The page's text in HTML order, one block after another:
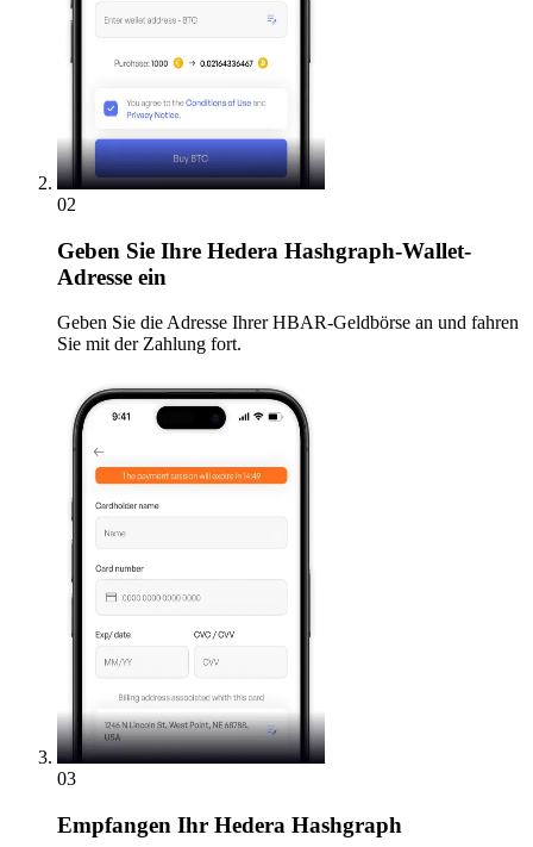
02
Geben Sie Ihre Hedera Hashgraph-Wallet-
Adresse ein
Geben Sie die Adresse Ihrer HBAR-Geldbörse an und fahren
Sie mit der Zahlung fort.
03
Empfangen Ihr Hedera Hashgraph